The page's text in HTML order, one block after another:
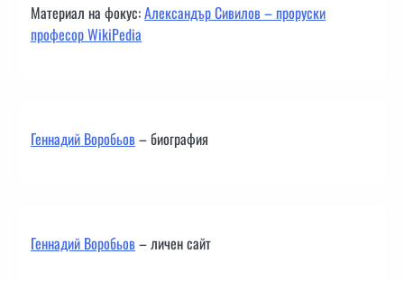
Материал на фокус:Александър Сивилов – проруски
професор WikiPedia
Геннадий Воробьов– биография
Геннадий Воробьов– личен сайт